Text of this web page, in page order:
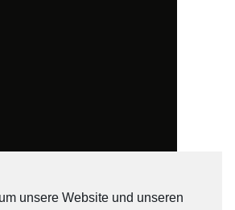
unsere Website und unseren